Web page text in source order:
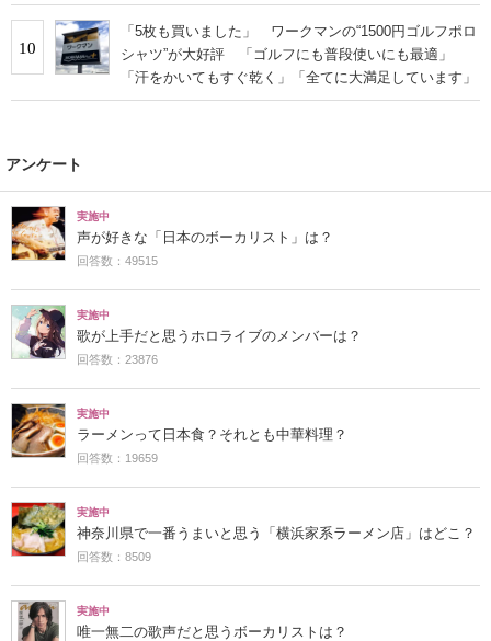
10
「5枚も買いました」 ワークマンの“1500円ゴルフポロ
シャツ”が大好評 「ゴルフにも普段使いにも最適」
「汗をかいてもすぐ乾く」「全てに大満足しています」
アンケート
実施中
声が好きな「日本のボーカリスト」は？
回答数：49515
実施中
歌が上手だと思うホロライブのメンバーは？
回答数：23876
実施中
ラーメンって日本食？それとも中華料理？
回答数：19659
実施中
神奈川県で一番うまいと思う「横浜家系ラーメン店」はどこ？
回答数：8509
実施中
唯一無二の歌声だと思うボーカリストは？